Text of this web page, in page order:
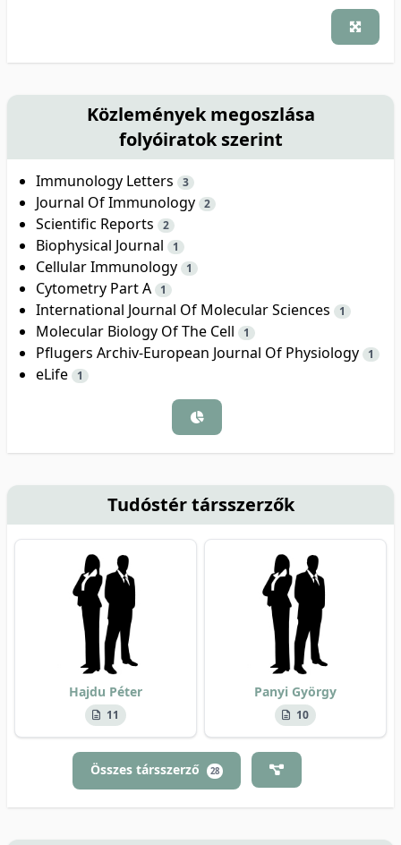
Közlemények megoszlása
folyóiratok szerint
Immunology Letters 3
Journal Of Immunology 2
Scientific Reports 2
Biophysical Journal 1
Cellular Immunology 1
Cytometry Part A 1
International Journal Of Molecular Sciences 1
Molecular Biology Of The Cell 1
Pflugers Archiv-European Journal Of Physiology 1
eLife 1
Tudóstér társszerzők
Hajdu Péter
11
Panyi György
10
Összes társszerző 28